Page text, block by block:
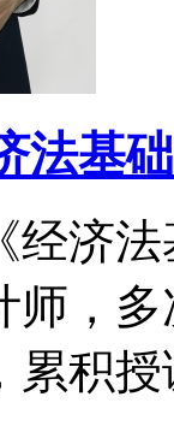
法基
经济
师，
累积